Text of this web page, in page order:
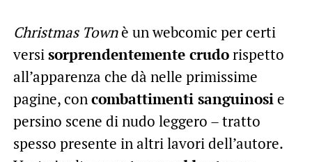
Christmas Townè un webcomic per certi
versisorprendentemente crudorispetto
all’apparenza che dà nelle primissime
pagine, concombattimenti sanguinosie
persino scene di nudo leggero – tratto
spesso presente in altri lavori dell’autore.